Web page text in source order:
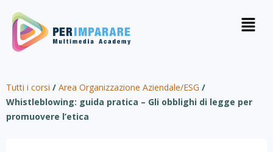
Tutti i corsi / Area Organizzazione Aziendale/ESG /
Whistleblowing: guida pratica – Gli obblighi di legge per
promuovere l’etica